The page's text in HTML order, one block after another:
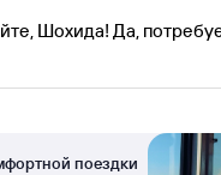
Шохида! Да,
поездки